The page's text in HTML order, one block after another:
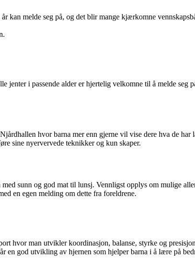
kan melde seg på, og det blir mange kjærkomne
i passende alder er hjertelig velkomne til å melde seg
hvor barna mer enn gjerne vil vise dere hva de
sine nyervervede teknikker og kun skaper.
sunn og god mat til lunsj. Vennligst opplys om mulige
en egen melding om dette fra foreldrene.
hvor man utvikler koordinasjon, balanse, styrke og
en god utvikling av hjernen som hjelper barna i å lære på